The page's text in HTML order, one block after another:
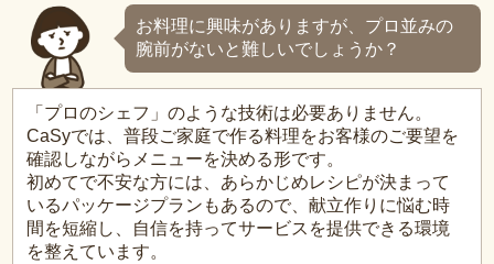
お料理に興味がありますが、プロ並みの
腕前がないと難しいでしょうか？
「プロのシェフ」のような技術は必要ありません。
CaSyでは、普段ご家庭で作る料理をお客様のご要望を
確認しながらメニューを決める形です。
初めてで不安な方には、あらかじめレシピが決まって
いるパッケージプランもあるので、献立作りに悩む時
間を短縮し、自信を持ってサービスを提供できる環境
を整えています。